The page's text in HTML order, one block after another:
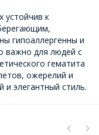
устойчив к
гипоаллергенны и
важно для людей с
гематита
ожерелий и
и элегантный стиль.